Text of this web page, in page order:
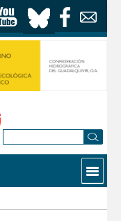
Contactar